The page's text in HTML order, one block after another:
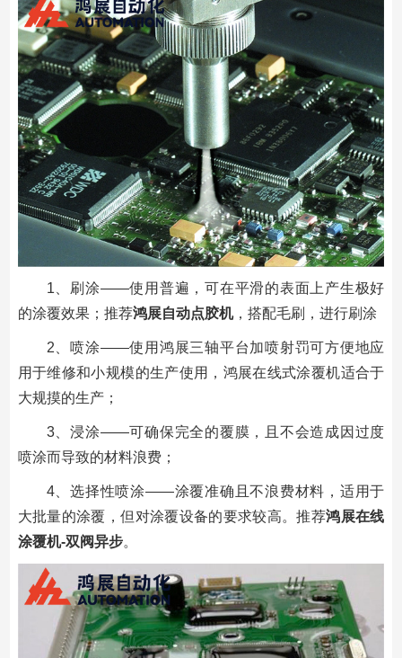
1、刷涂——使用普遍，可在平滑的表面上产生极好
的涂覆效果；推荐鸿展自动点胶机，搭配毛刷，进行刷涂
2、喷涂——使用鸿展三轴平台加喷射罚可方便地应
用于维修和小规模的生产使用，鸿展在线式涂覆机适合于
大规摸的生产；
3、浸涂——可确保完全的覆膜，且不会造成因过度
喷涂而导致的材料浪费；
4、选择性喷涂——涂覆准确且不浪费材料，适用于
大批量的涂覆，但对涂覆设备的要求较高。推荐鸿展在线
涂覆机-双阀异步。